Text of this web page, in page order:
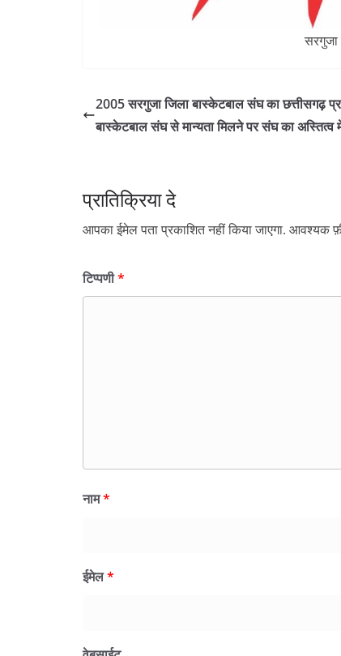
सरगुजा
2005 सरगुजा जिला बास्केटबाल संघ का छत्तीसगढ़
बास्केटबाल संघ से मान्यता मिलने पर संघ का अस्तित्व
प्रातिक्रिया दे
आपका ईमेल पता प्रकाशित नहीं किया जाएगा. आवश्यक
टिप्पणी*
नाम*
ईमेल*